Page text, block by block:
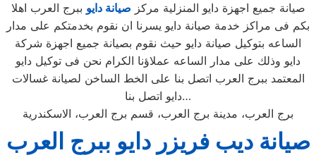
صيانة جميع اجهزة دايو المنزلية مركز صيانة دايو ببرج العرب اهلا
بكم فى مراكز خدمة صيانة دايو يسرنا ان نقوم بخدمتكم على مدار
الساعه بتوكيل صيانة دايو حيث نقوم بصيانة جميع اجهزة شركة
دايو وذلك على مدار الساعه عملاؤنا الكرام نحن فى توكيل دايو
المعتمد ببرج العرب اتصل بنا على الخط الساخن لصيانة غسالات
دايو اتصل بنا…
برج العرب، مدينة برج العرب، قسم برج العرب، الاسكندرية
صيانة ديب فريزر دايو ببرج العرب